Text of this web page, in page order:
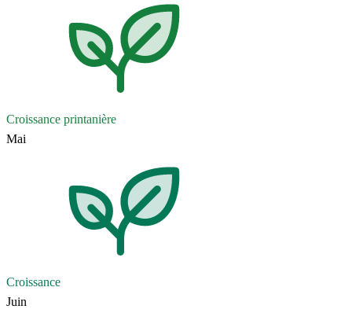
Croissance printanière
Mai
Croissance
Juin